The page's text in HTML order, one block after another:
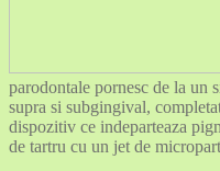
parodontale pornesc de la un
supra si subgingival,
dispozitiv ce indeparteaza
de tartru cu un jet de